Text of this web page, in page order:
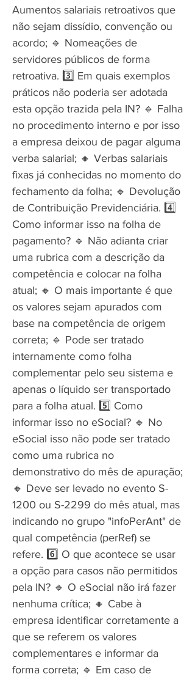
Aumentos salariais retroativos que
não sejam dissídio, convenção ou
acordo; 🔹 Nomeações de
servidores públicos de forma
retroativa. 3️⃣ Em quais exemplos
práticos não poderia ser adotada
esta opção trazida pela IN? 🔹 Falha
no procedimento interno e por isso
a empresa deixou de pagar alguma
verba salarial; 🔸 Verbas salariais
fixas já conhecidas no momento do
fechamento da folha; 🔹 Devolução
de Contribuição Previdenciária. 4️⃣
Como informar isso na folha de
pagamento? 🔹 Não adianta criar
uma rubrica com a descrição da
competência e colocar na folha
atual; 🔸 O mais importante é que
os valores sejam apurados com
base na competência de origem
correta; 🔹 Pode ser tratado
internamente como folha
complementar pelo seu sistema e
apenas o líquido ser transportado
para a folha atual. 5️⃣ Como
informar isso no eSocial? 🔹 No
eSocial isso não pode ser tratado
como uma rubrica no
demonstrativo do mês de apuração;
🔸 Deve ser levado no evento S-
1200 ou S-2299 do mês atual, mas
indicando no grupo "infoPerAnt" de
qual competência (perRef) se
refere. 6️⃣ O que acontece se usar
a opção para casos não permitidos
pela IN? 🔹 O eSocial não irá fazer
nenhuma crítica; 🔸 Cabe à
empresa identificar corretamente a
que se referem os valores
complementares e informar da
forma correta; 🔹 Em caso de